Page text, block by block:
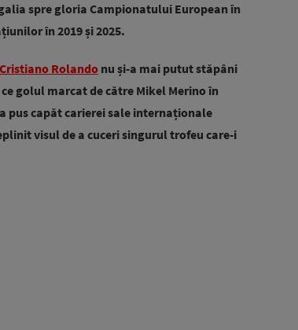
spre gloria Campionatului European în
în 2019 și 2025.
Cristiano Rolando nu și-a mai putut stăpâni
golul marcat de către Mikel Merino în
pus capăt carierei sale internaționale
visul de a cuceri singurul trofeu care-i